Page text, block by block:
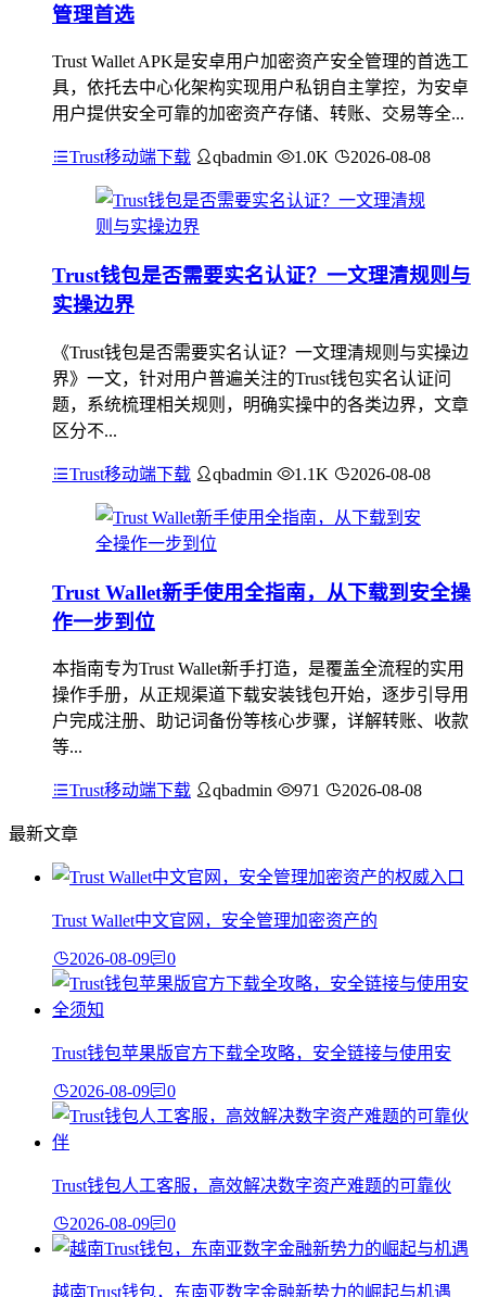
管理首选
Trust Wallet APK是安卓用户加密资产安全管理的首选工
具，依托去中心化架构实现用户私钥自主掌控，为安卓
用户提供安全可靠的加密资产存储、转账、交易等全...
Trust移动端下载 qbadmin 1.0K 2026-08-08
Trust钱包是否需要实名认证？一文理清规则与
实操边界
《Trust钱包是否需要实名认证？一文理清规则与实操边
界》一文，针对用户普遍关注的Trust钱包实名认证问
题，系统梳理相关规则，明确实操中的各类边界，文章
区分不...
Trust移动端下载 qbadmin 1.1K 2026-08-08
Trust Wallet新手使用全指南，从下载到安全操
作一步到位
本指南专为Trust Wallet新手打造，是覆盖全流程的实用
操作手册，从正规渠道下载安装钱包开始，逐步引导用
户完成注册、助记词备份等核心步骤，详解转账、收款
等...
Trust移动端下载 qbadmin 971 2026-08-08
最新文章
Trust Wallet中文官网，安全管理加密资产的
2026-08-09 0
Trust钱包苹果版官方下载全攻略，安全链接与使用安
2026-08-09 0
Trust钱包人工客服，高效解决数字资产难题的可靠伙
2026-08-09 0
越南Trust钱包，东南亚数字金融新势力的崛起与机遇